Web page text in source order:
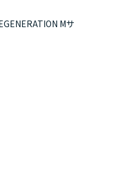
Mサ